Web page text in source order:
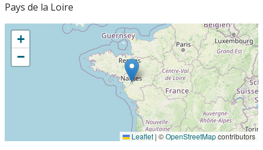
Pays de la Loire
+
−
Leaflet | ©OpenStreetMapcontributors